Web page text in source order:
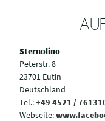
Sternolino
Peterstr. 8
23701 Eutin
Deutschland
Tel.:+49 4521 /
Webseite: